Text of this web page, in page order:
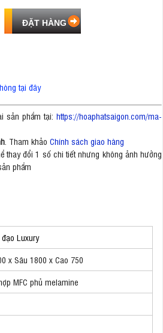
tại đây
sản phẩm tại: https://hoaphatsaigon.com/ma-
. Tham khảo Chính sách giao hàng
thay đổi 1 số chi tiết nhưng không ảnh hưởng
phẩm
Luxury
x Sâu 1800 x Cao 750
MFC phủ melamine